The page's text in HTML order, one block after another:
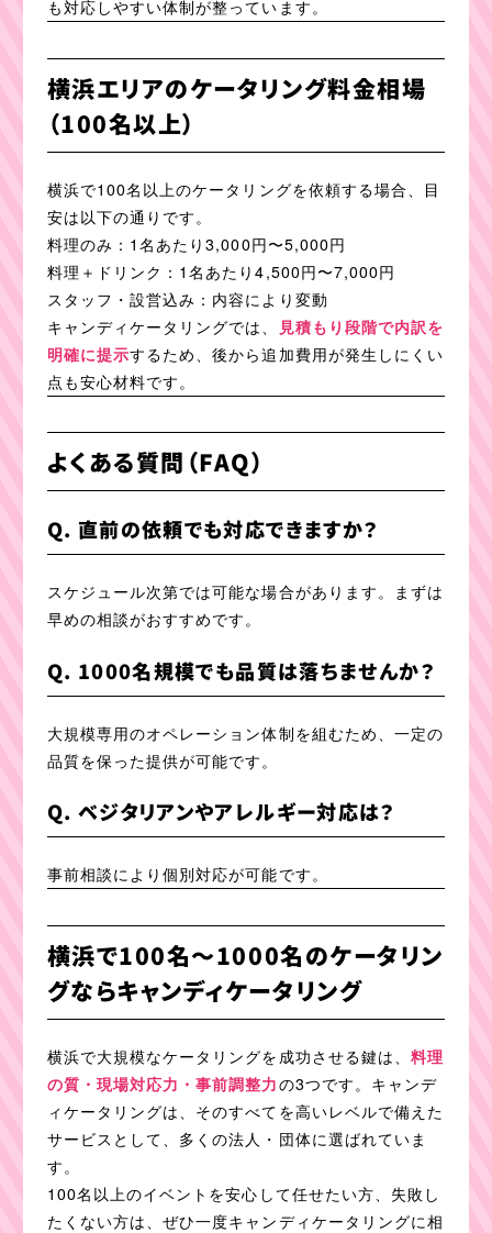
も対応しやすい体制が整っています。
横浜エリアのケータリング料金相場
（100名以上）
横浜で100名以上のケータリングを依頼する場合、目
安は以下の通りです。
料理のみ：1名あたり3,000円〜5,000円
料理＋ドリンク：1名あたり4,500円〜7,000円
スタッフ・設営込み：内容により変動
キャンディケータリングでは、
見積もり段階で内訳を
明確に提示するため、後から追加費用が発生しにくい
点も安心材料です。
よくある質問（FAQ）
Q. 直前の依頼でも対応できますか？
スケジュール次第では可能な場合があります。まずは
早めの相談がおすすめです。
Q. 1000名規模でも品質は落ちませんか？
大規模専用のオペレーション体制を組むため、一定の
品質を保った提供が可能です。
Q. ベジタリアンやアレルギー対応は？
事前相談により個別対応が可能です。
横浜で100名〜1000名のケータリン
グならキャンディケータリング
横浜で大規模なケータリングを成功させる鍵は、料理
の質・現場対応力・事前調整力の3つです。キャンデ
ィケータリングは、そのすべてを高いレベルで備えた
サービスとして、多くの法人・団体に選ばれていま
す。
100名以上のイベントを安心して任せたい方、失敗し
たくない方は、ぜひ一度キャンディケータリングに相